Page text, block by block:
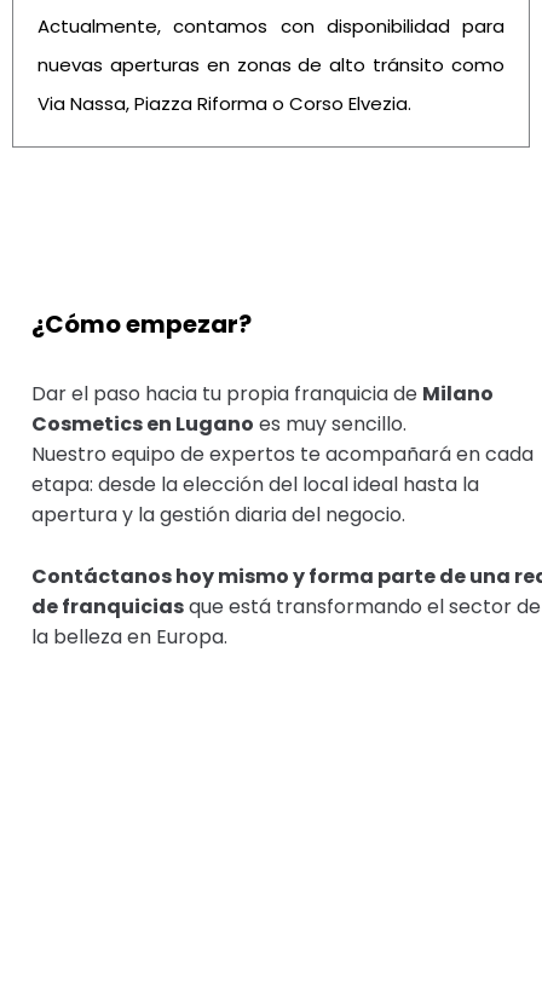
Actualmente, contamos con disponibilidad para
nuevas aperturas en zonas de alto tránsito como
Via Nassa, Piazza Riforma o Corso Elvezia.
¿Cómo empezar?
Dar el paso hacia tu propia franquicia de Milano
Cosmetics en Lugano es muy sencillo.
Nuestro equipo de expertos te acompañará en cada
etapa: desde la elección del local ideal hasta la
apertura y la gestión diaria del negocio.
Contáctanos hoy mismo y forma parte de una
de franquiciasque está transformando el sector de
la belleza en Europa.